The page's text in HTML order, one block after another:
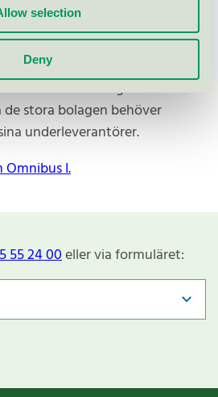
selection
Deny
filialer/dotterföretag av viss
för 50 000 företag. Kraven
mindre företag i
stora bolagen behöver
underleverantörer.
Omnibus I.
55 24 00eller via formuläret: